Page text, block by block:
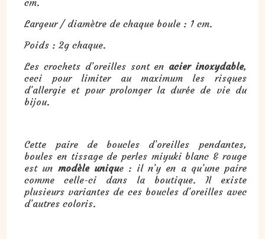
Largeur / diamètre de chaque boule : 1 cm.
Poids : 2g chaque.
Les crochets d’oreilles sont en acier inoxydable,
ceci pour limiter au maximum les risques
d’allergie et pour prolonger la durée de vie du
bijou.
Cette paire de boucles d’oreilles pendantes,
boules en tissage de perles miyuki blanc & rouge
est un modèle unique : il n’y en a qu’une paire
comme celle-ci dans la boutique. Il existe
plusieurs variantes de ces boucles d’oreilles avec
d’autres coloris.